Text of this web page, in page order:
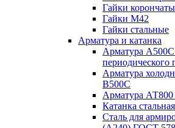
Гайки
Гайки М42
Гайки стальные
Арматура и катанка
Арматура А500С
периодического
Арматура
В500С
Арматура
Катанка стальная
Сталь для